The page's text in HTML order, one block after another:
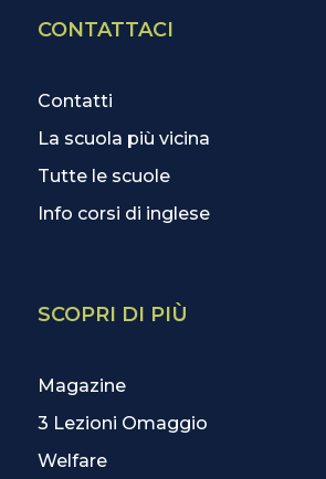
CONTATTACI
Contatti
La scuola più vicina
Tutte le scuole
Info corsi di inglese
SCOPRI DI PIÙ
Magazine
3 Lezioni Omaggio
Welfare